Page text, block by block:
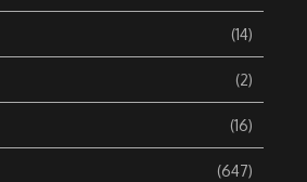
(14)
(2)
(16)
(647)